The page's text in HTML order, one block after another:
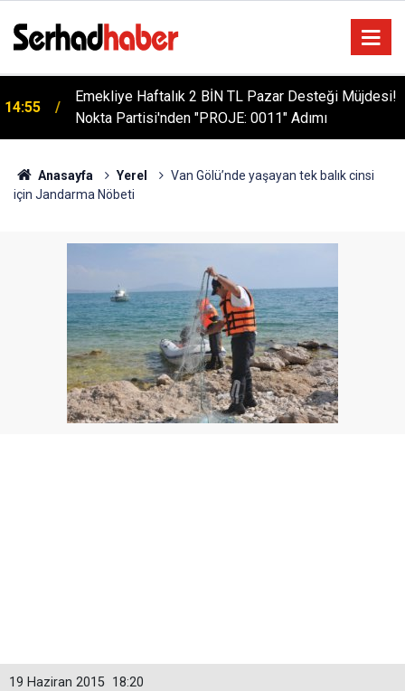
14:55
Emekliye Haftalık 2 BİN TL Pazar Desteği Müjdesi!
Nokta Partisi'nden "PROJE: 0011" Adımı
Anasayfa Yerel
Van Gölü’nde yaşayan tek balık cinsi
için Jandarma Nöbeti
18:20
19 Haziran 2015